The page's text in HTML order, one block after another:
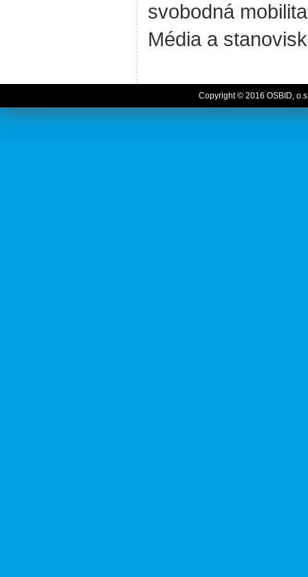
svobodná mobilita
Média a
Copyright © 2016 OSBID,